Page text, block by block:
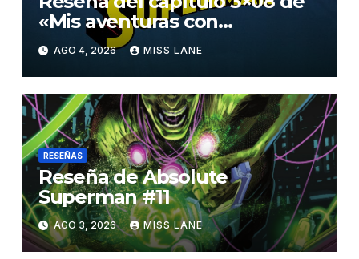
«Mis aventuras con
Superman»
AGO 4, 2026 MISS LANE
RESEÑAS
Reseña de Absolute
Superman #11
AGO 3, 2026 MISS LANE